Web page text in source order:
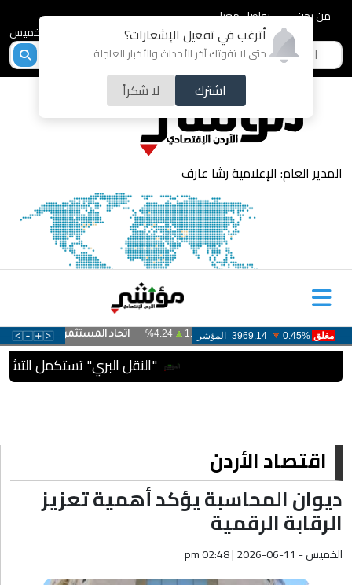
أترغب في تفعيل الإشعارات؟
حتى لا تفوتك آخر الأحداث والأخبار العاجلة
اشترك لا شكراً
من نحن
تواصل معنا
المدير العام: الإعلامية رشا عارف
"النقل البري" تستكمل
اقتصاد الأردن
ديوان المحاسبة يؤكد أهمية تعزيز
الرقابة الرقمية
الخميس - pm 02:48 | 2026-06-11